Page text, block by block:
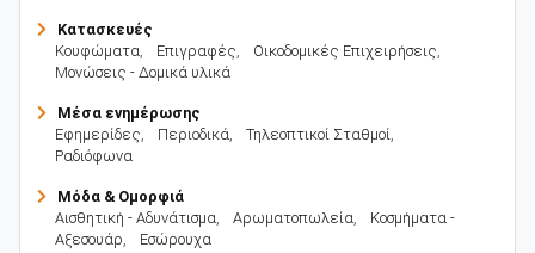
Κατασκευές
Κουφώματα, Επιγραφές, Οικοδομικές Επιχειρήσεις,
Μονώσεις - Δομικά υλικά
Μέσα ενημέρωσης
Εφημερίδες, Περιοδικά, Τηλεοπτικοί Σταθμοί,
Ραδιόφωνα
Μόδα & Ομορφιά
Αισθητική - Αδυνάτισμα, Αρωματοπωλεία,
Κοσμήματα -
Αξεσουάρ, Εσώρουχα